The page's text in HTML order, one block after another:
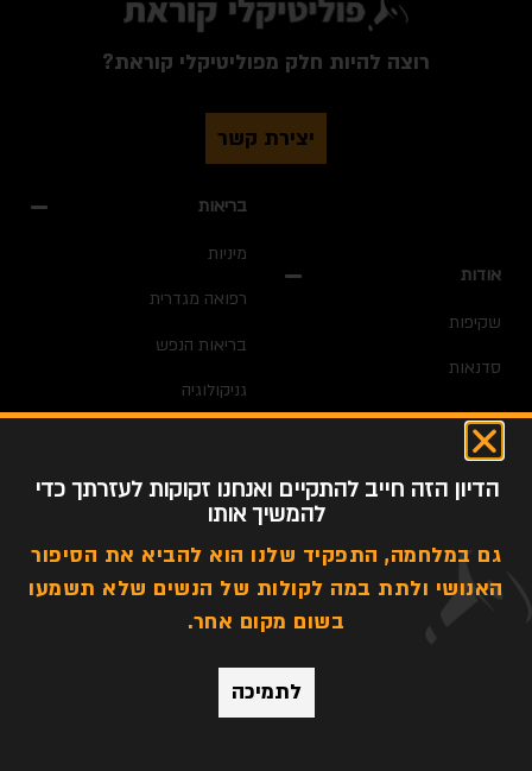
רוצה להיות חלק מפוליטיקלי קוראת?
יצירת קשר
אודות
שקיפות
סדנאות
חדשות
בריאות
מיניות
רפואה מגדרית
בריאות הנפש
גניקולוגיה
אלימות מגדרית
תקנון כללי
הדיון הזה חייב להתקיים ואנחנו זקוקות לעזרתך כדי
להמשיך אותו
גם במלחמה, התפקיד שלנו הוא להביא את הסיפור
האנושי ולתת במה לקולות של הנשים שלא תשמעו
בשום מקום אחר.
לתמיכה